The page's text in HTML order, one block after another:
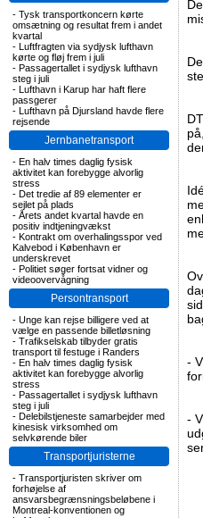
- Tysk transportkoncern kørte
omsætning og resultat frem i andet
kvartal
- Luftfragten via sydjysk lufthavn
kørte og fløj frem i juli
- Passagertallet i sydjysk lufthavn
steg i juli
- Lufthavn i Karup har haft flere
passgerer
- Lufthavn på Djursland havde flere
rejsende
Jernbanetransport
- En halv times daglig fysisk
aktivitet kan forebygge alvorlig
stress
- Det tredie af 89 elementer er
sejlet på plads
- Årets andet kvartal havde en
positiv indtjeningvækst
- Kontrakt om overhalingsspor ved
Kalvebod i København er
underskrevet
- Politiet søger fortsat vidner og
videoovervågning
Persontransport
- Unge kan rejse billigere ved at
vælge en passende billetløsning
- Trafikselskab tilbyder gratis
transport til festuge i Randers
- En halv times daglig fysisk
aktivitet kan forebygge alvorlig
stress
- Passagertallet i sydjysk lufthavn
steg i juli
- Delebilstjeneste samarbejder med
kinesisk virksomhed om
selvkørende biler
Transportjuristerne
- Transportjuristen skriver om
forhøjelse af
ansvarsbegrænsningsbeløbene i
Montreal-konventionen og
-
-